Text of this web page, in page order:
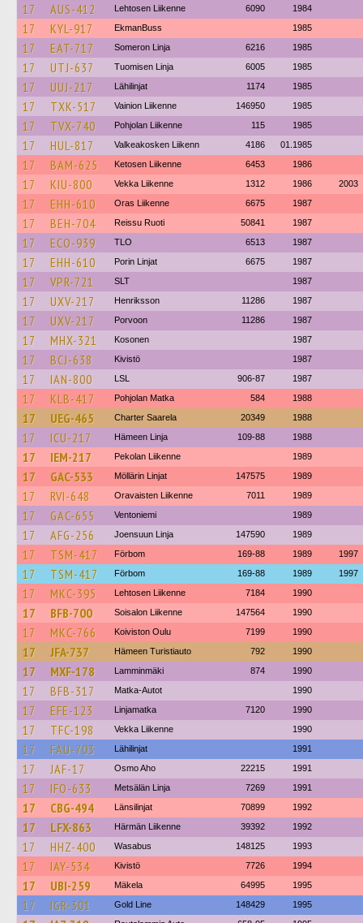
17 AUS-412 Lehtosen Liikenne 6090 1984
17 KYL-917 EkmanBuss 1985
17 EAT-717 Someron Linja 6216 1985
17 UTJ-637 Tuomisen Linja 6005 1985
17 UUJ-217 Lähilinjat 1174 1985
17 TXK-517 Vainion Liikenne 146950 1985
17 TVX-740 Pohjolan Liikenne 115 1985
17 HUL-817 Valkeakosken Liikenn 4186 01.1985
17 BAM-625 Ketosen Liikenne 6453 1986
17 KIU-800 Vekka Liikenne 1312 1986 2003
17 EHH-610 Oras Liikenne 6675 1987
17 BEH-704 Reissu Ruoti 50841 1987
17 ECO-939 TLO 6513 1987
17 EHH-610 Porin Linjat 6675 1987
17 VPR-721 SLT 1987
17 UXV-217 Henriksson 11286 1987
17 UXV-217 Porvoon 11286 1987
17 MHX-321 Kosonen 1987
17 BCJ-638 Kivistö 1987
17 IAN-800 LSL 906-87 1987
17 KLB-417 Pohjolan Matka 584 1988
17 UEG-465 Charter Saarela 20349 1988
17 ICU-217 Hämeen Linja 109-88 1988
17 IEM-217 Pekolan Liikenne 1989
17 GAC-533 Möllärin Linjat 147575 1989
17 RVI-648 Oravaisten Liikenne 7011 1989
17 GAC-655 Ventoniemi 1989
17 AFG-256 Joensuun Linja 147590 1989
17 TSM-417 Förbom 169-88 1989 1997
17 TSM-417 Förbom 169-88 1989 1997
17 MKC-395 Lehtosen Liikenne 7184 1990
17 BFB-700 Soisalon Liikenne 147564 1990
17 MKC-766 Koiviston Oulu 7199 1990
17 JFA-737 Hämeen Turistiauto 792 1990
17 MXF-178 Lamminmäki 874 1990
17 BFB-317 Matka-Autot 1990
17 EFE-123 Linjamatka 7120 1990
17 TFC-198 Vekka Liikenne 1990
17 FAU-703 Lähilinjat 1991
17 JAF-17 Osmo Aho 22215 1991
17 IFO-633 Metsälän Linja 7269 1991
17 CBG-494 Länsilinjat 70899 1992
17 LFX-863 Härmän Liikenne 39392 1992
17 HHZ-400 Wasabus 148125 1993
17 IAY-534 Kivistö 7726 1994
17 UBI-259 Mäkela 64995 1995
17 IGR-301 Gold Line 148429 1995